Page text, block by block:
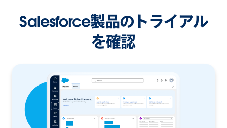
Salesforce製品のトライアル
を確認